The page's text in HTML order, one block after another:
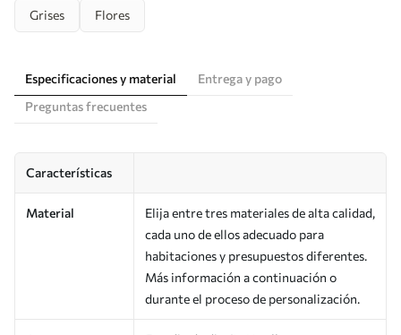
Grises Flores
Especificaciones y material
Entrega y pago
Preguntas frecuentes
Características
Material
Elija entre tres materiales de alta calidad,
cada uno de ellos adecuado para
habitaciones y presupuestos diferentes.
Más información a continuación o
durante el proceso de personalización.